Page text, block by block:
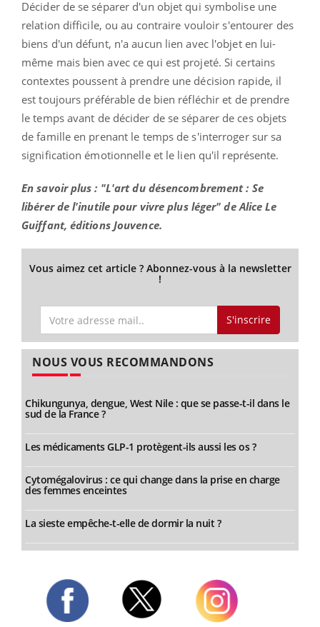
Décider de se séparer d'un objet qui symbolise une
relation difficile, ou au contraire vouloir s'entourer des
biens d'un défunt, n'a aucun lien avec l'objet en lui-
même mais bien avec ce qui est projeté. Si certains
contextes poussent à prendre une décision rapide, il
est toujours préférable de bien réfléchir et de prendre
le temps avant de décider de se séparer de ces objets
de famille en prenant le temps de s'interroger sur sa
signification émotionnelle et le lien qu'il représente.
En savoir plus : "L'art du désencombrement : Se
libérer de l'inutile pour vivre plus léger" de Alice Le
Guiffant, éditions Jouvence.
Vous aimez cet article ? Abonnez-vous à la newsletter
!
S'inscrire
NOUS VOUS RECOMMANDONS
Chikungunya, dengue, West Nile : que se passe-t-il dans le
sud de la France ?
Les médicaments GLP-1 protègent-ils aussi les os ?
Cytomégalovirus : ce qui change dans la prise en charge
des femmes enceintes
La sieste empêche-t-elle de dormir la nuit ?